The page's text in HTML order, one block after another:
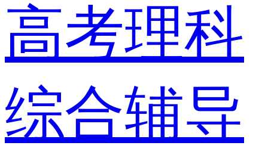
高考理科
综合辅导